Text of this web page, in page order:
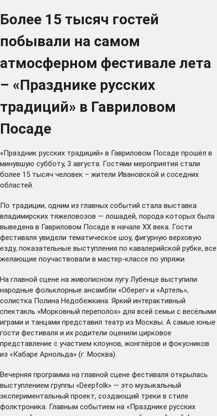
Более 15 тысяч гостей
побывали на самом
атмосферном фестивале лета
– «Празднике русских
традиций» в Гавриловом
Посаде
«Праздник русских традиций» в Гавриловом Посаде прошёл в
минувшую субботу, 3 августа. Гостями мероприятия стали
более 15 тысяч человек – жители Ивановской и соседних
областей.
По традиции, одним из главных событий стала выставка
владимирских тяжеловозов — лошадей, порода которых была
выведена в Гавриловом Посаде в начале XX века. Гости
фестиваля увидели тематическое шоу, фигурную верховую
езду, показательные выступления по кавалерийской рубке, все
желающие поучаствовали в мастер-классе по упряжи.
На главной сцене на живописном лугу Лубенце выступили
народные фольклорные ансамбли «Оберег» и «Артель»,
солистка Полина Недобежкина. Яркий интерактивный
спектакль «Морковный переполох» для всей семьи с весёлыми
играми и танцами представил театр из Москвы. А самые юные
гости фестиваля и их родители оценили цирковое
представление с участием клоунов, жонглёров и фокусников
из «Кабаре Арнольда» (г. Москва).
Вечерняя программа на главной сцене фестиваля открылась
выступлением группы «Deepfolk» — это музыкальный
экспериментальный проект, создающий треки в стиле
фолктроника. Главным событием на «Празднике русских